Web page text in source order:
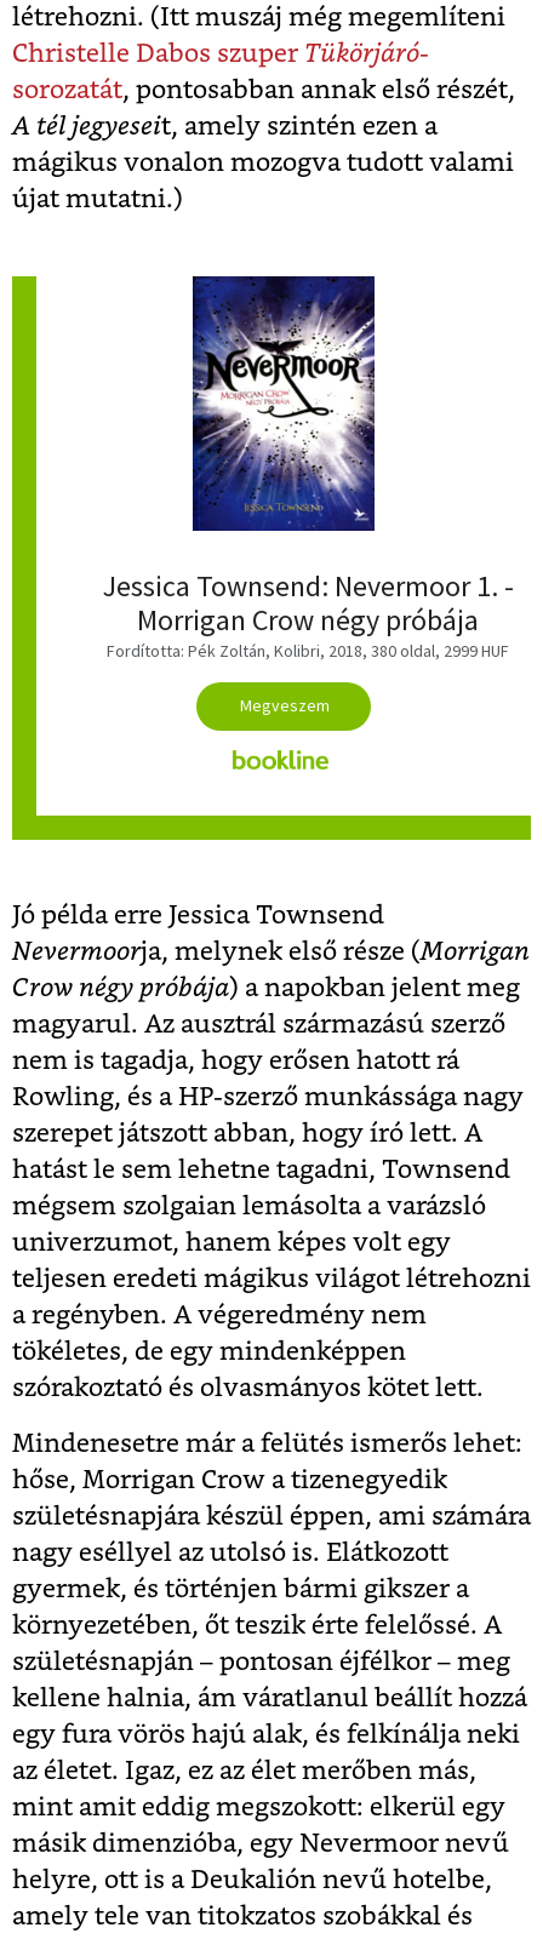
létrehozni. (Itt muszáj még megemlíteni
Christelle Dabos szuper Tükörjáró-
sorozatát, pontosabban annak első részét,
A tél jegyeseit, amely szintén ezen a
mágikus vonalon mozogva tudott valami
újat mutatni.)
Jessica Townsend: Nevermoor 1. -
Morrigan Crow négy próbája
Fordította: Pék Zoltán, Kolibri, 2018, 380 oldal, 2999 HUF
Jó példa erre Jessica Townsend
Nevermoorja, melynek első része (Morrigan
Crow négy próbája) a napokban jelent meg
magyarul. Az ausztrál származású szerző
nem is tagadja, hogy erősen hatott rá
Rowling, és a HP-szerző munkássága nagy
szerepet játszott abban, hogy író lett. A
hatást le sem lehetne tagadni, Townsend
mégsem szolgaian lemásolta a varázsló
univerzumot, hanem képes volt egy
teljesen eredeti mágikus világot létrehozni
a regényben. A végeredmény nem
tökéletes, de egy mindenképpen
szórakoztató és olvasmányos kötet lett.
Mindenesetre már a felütés ismerős lehet:
hőse, Morrigan Crow a tizenegyedik
születésnapjára készül éppen, ami számára
nagy eséllyel az utolsó is. Elátkozott
gyermek, és történjen bármi gikszer a
környezetében, őt teszik érte felelőssé. A
születésnapján – pontosan éjfélkor – meg
kellene halnia, ám váratlanul beállít hozzá
egy fura vörös hajú alak, és felkínálja neki
az életet. Igaz, ez az élet merőben más,
mint amit eddig megszokott: elkerül egy
másik dimenzióba, egy Nevermoor nevű
helyre, ott is a Deukalión nevű hotelbe,
amely tele van titokzatos szobákkal és